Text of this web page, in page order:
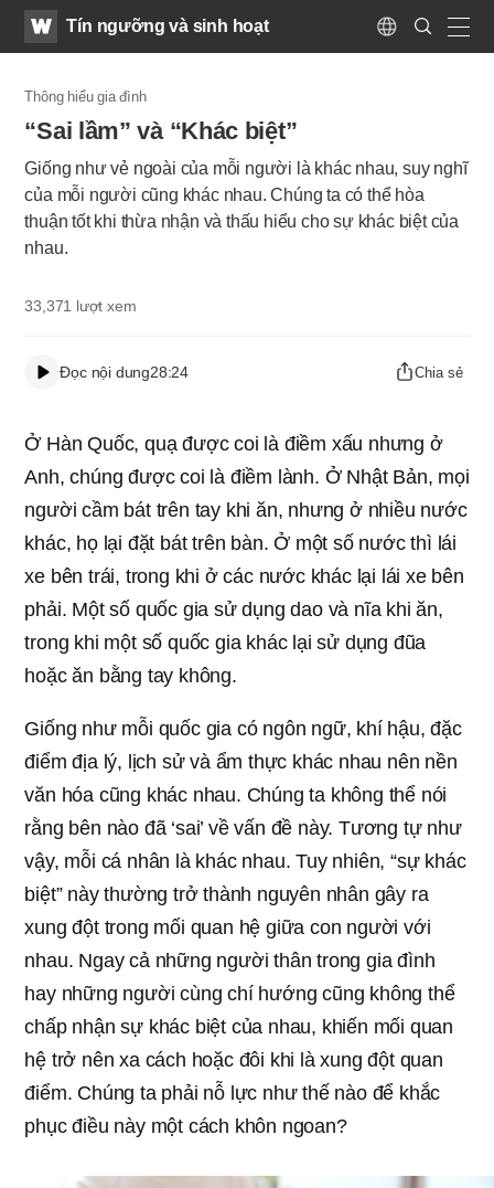
WATVTín ngưỡng và sinh hoạt
Language
Search
Submit
Thông hiểu gia đình
“Sai lầm” và “Khác biệt”
Giống như vẻ ngoài của mỗi người là khác nhau, suy nghĩ
của mỗi người cũng khác nhau. Chúng ta có thể hòa
thuận tốt khi thừa nhận và thấu hiểu cho sự khác biệt của
nhau.
33,371 lượt xem
Đọc nội dung28:24 Chia sẻ
Ở Hàn Quốc, quạ được coi là điềm xấu nhưng ở
Anh, chúng được coi là điềm lành. Ở Nhật Bản, mọi
người cầm bát trên tay khi ăn, nhưng ở nhiều nước
khác, họ lại đặt bát trên bàn. Ở một số nước thì lái
xe bên trái, trong khi ở các nước khác lại lái xe bên
phải. Một số quốc gia sử dụng dao và nĩa khi ăn,
trong khi một số quốc gia khác lại sử dụng đũa
hoặc ăn bằng tay không.
Giống như mỗi quốc gia có ngôn ngữ, khí hậu, đặc
điểm địa lý, lịch sử và ẩm thực khác nhau nên nền
văn hóa cũng khác nhau. Chúng ta không thể nói
rằng bên nào đã ‘sai’ về vấn đề này. Tương tự như
vậy, mỗi cá nhân là khác nhau. Tuy nhiên, “sự khác
biệt” này thường trở thành nguyên nhân gây ra
xung đột trong mối quan hệ giữa con người với
nhau. Ngay cả những người thân trong gia đình
hay những người cùng chí hướng cũng không thể
chấp nhận sự khác biệt của nhau, khiến mối quan
hệ trở nên xa cách hoặc đôi khi là xung đột quan
điểm. Chúng ta phải nỗ lực như thế nào để khắc
phục điều này một cách khôn ngoan?